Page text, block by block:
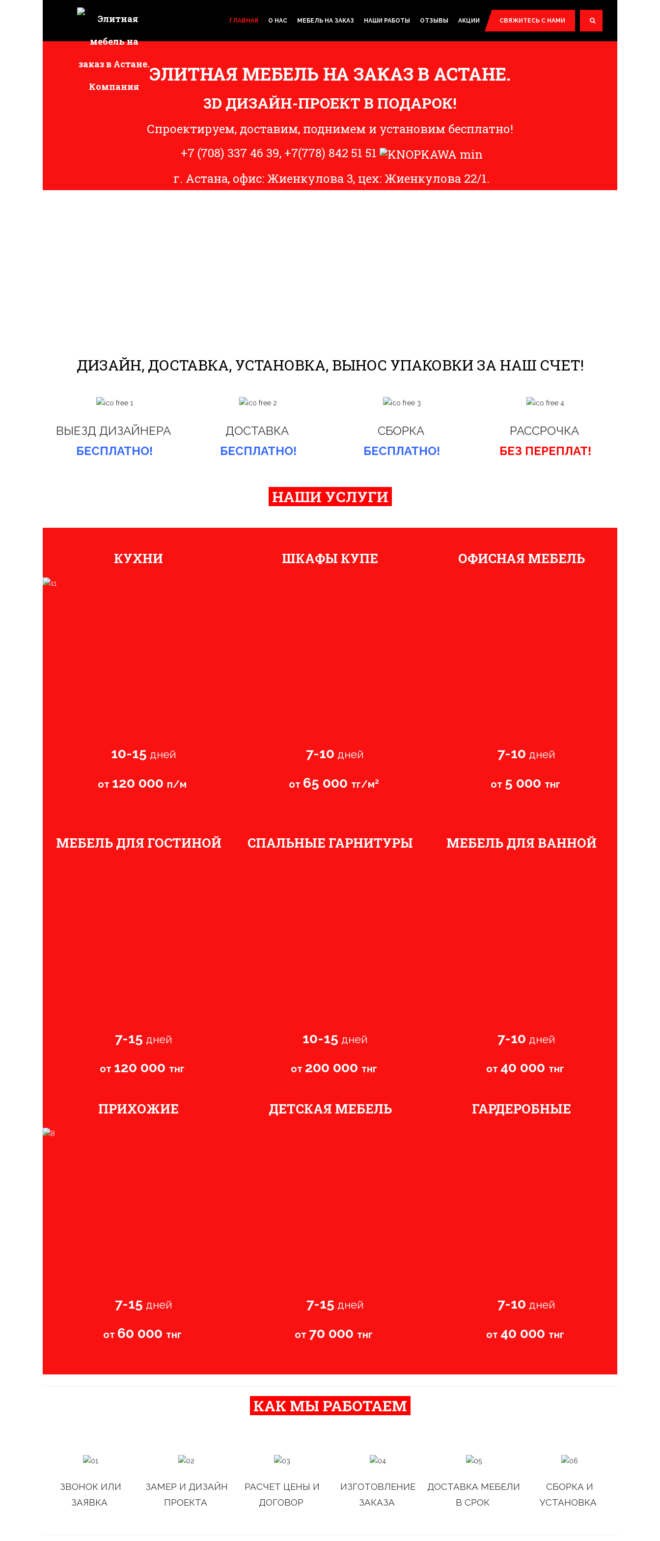
ГЛАВНАЯ О НАС МЕБЕЛЬ НА ЗАКАЗ НАШИ РАБОТЫ ОТЗЫВЫ АКЦИИ
СВЯЖИТЕСЬ С НАМИ
...
ЭЛИТНАЯ МЕБЕЛЬ НА ЗАКАЗ В АСТАНЕ.
3D ДИЗАЙН-ПРОЕКТ В ПОДАРОК!
Спроектируем, доставим, поднимем и установим бесплатно!
+7 (708) 337 46 39, +7(778) 842 51 51
г. Астана, офис: Жиенкулова 3, цех: Жиенкулова 22/1.
ДИЗАЙН, ДОСТАВКА, УСТАНОВКА, ВЫНОС УПАКОВКИ ЗА НАШ СЧЕТ!
ВЫЕЗД ДИЗАЙНЕРА
БЕСПЛАТНО!
ДОСТАВКА
БЕСПЛАТНО!
СБОРКА
БЕСПЛАТНО!
РАССРОЧКА
БЕЗ ПЕРЕПЛАТ!
НАШИ УСЛУГИ
КУХНИ
10-15 дней
от 120 000 п/м
МЕБЕЛЬ ДЛЯ ГОСТИНОЙ
7-15 дней
от 120 000 тнг
ПРИХОЖИЕ
7-15 дней
от 60 000 тнг
ШКАФЫ КУПЕ
7-10 дней
от 65 000 тг/м2
СПАЛЬНЫЕ ГАРНИТУРЫ
10-15 дней
от 200 000 тнг
ДЕТСКАЯ МЕБЕЛЬ
7-15 дней
от 70 000 тнг
ОФИСНАЯ МЕБЕЛЬ
7-10 дней
от 5 000 тнг
МЕБЕЛЬ ДЛЯ ВАННОЙ
7-10 дней
от 40 000 тнг
ГАРДЕРОБНЫЕ
7-10 дней
от 40 000 тнг
КАК МЫ РАБОТАЕМ
ЗВОНОК ИЛИ
ЗАЯВКА
ЗАМЕР И ДИЗАЙН
ПРОЕКТА
РАСЧЕТ ЦЕНЫ И
ДОГОВОР
ИЗГОТОВЛЕНИЕ
ЗАКАЗА
ДОСТАВКА МЕБЕЛИ
В СРОК
СБОРКА И
УСТАНОВКА